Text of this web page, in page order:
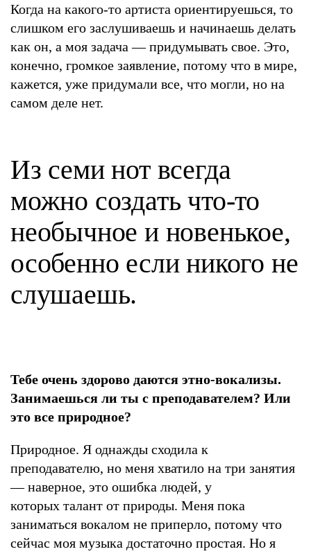
Когда на какого-то артиста ориентируешься, то
слишком его заслушиваешь и начинаешь делать
как он, а моя задача — придумывать свое. Это,
конечно, громкое заявление, потому что в мире,
кажется, уже придумали все, что могли, но на
самом деле нет.
Из семи нот всегда
можно создать что-то
необычное и новенькое,
особенно если никого не
слушаешь.
Тебе очень здорово даются этно-вокализы.
Занимаешься ли ты с преподавателем? Или
это все природное?
Природное. Я однажды сходила к
преподавателю, но меня хватило на три занятия
— наверное, это ошибка людей, у
которых талант от природы. Меня пока
заниматься вокалом не приперло, потому что
сейчас моя музыка достаточно простая. Но я